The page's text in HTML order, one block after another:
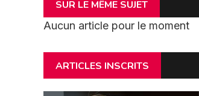
SUR LE MÊME SUJET
Aucun article pour le moment
ARTICLES INSCRITS